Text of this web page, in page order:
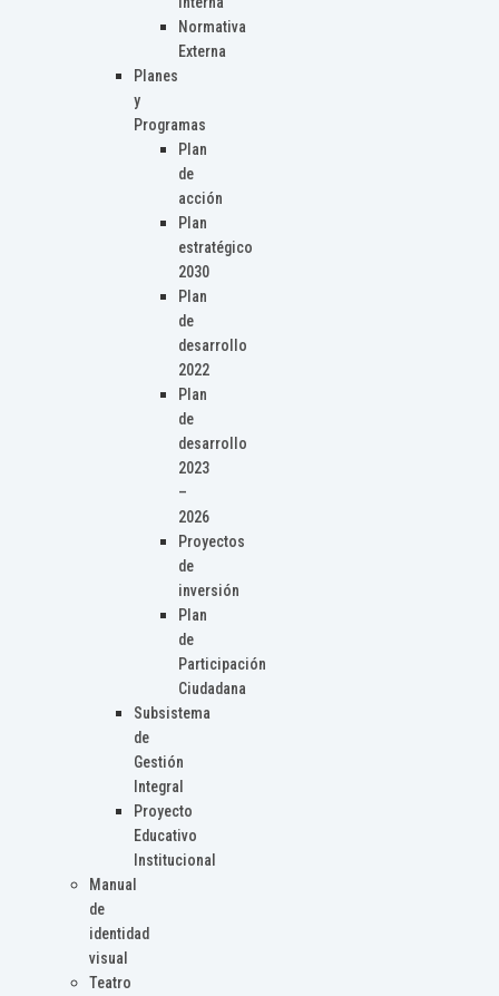
Normativa
Externa
Planes
y
Programas
Plan
de
acción
Plan
estratégico
2030
Plan
de
desarrollo
2022
Plan
de
desarrollo
2023
–
2026
Proyectos
de
inversión
Plan
de
Participación
Ciudadana
Subsistema
de
Gestión
Integral
Proyecto
Educativo
Institucional
Manual
de
identidad
visual
Teatro